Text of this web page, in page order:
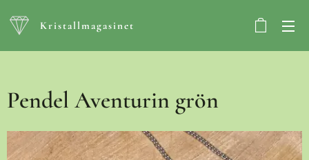
Kristallmagasinet
Pendel Aventurin grön